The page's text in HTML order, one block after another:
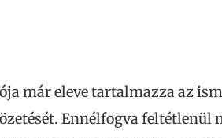
már eleve tartalmazza az
Ennélfogva feltétlenül